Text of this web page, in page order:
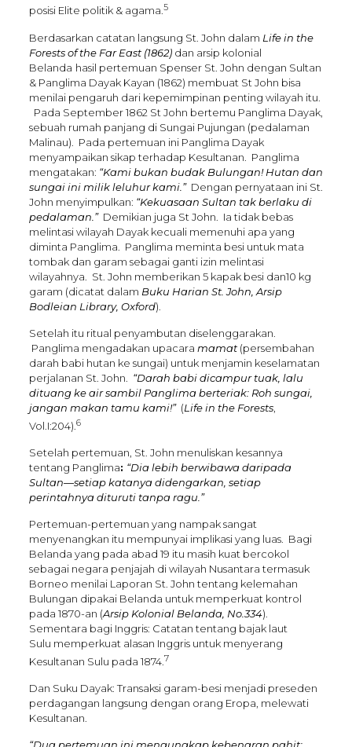
posisi Elite politik & agama.5
Berdasarkan catatan langsung St. John dalam Life in the
Forests of the Far East (1862) dan arsip kolonial
Belanda hasil pertemuan Spenser St. John dengan Sultan
& Panglima Dayak Kayan (1862) membuat St John bisa
menilai pengaruh dari kepemimpinan penting wilayah itu.
Pada September 1862 St John bertemu Panglima Dayak,
sebuah rumah panjang di Sungai Pujungan (pedalaman
Malinau). Pada pertemuan ini Panglima Dayak
menyampaikan sikap terhadap Kesultanan. Panglima
mengatakan: “Kami bukan budak Bulungan! Hutan dan
sungai ini milik leluhur kami.”Dengan pernyataan ini St.
John menyimpulkan: “Kekuasaan Sultan tak berlaku di
pedalaman.”Demikian juga St John. Ia tidak bebas
melintasi wilayah Dayak kecuali memenuhi apa yang
diminta Panglima. Panglima meminta besi untuk mata
tombak dan garam sebagai ganti izin melintasi
wilayahnya. St. John memberikan 5 kapak besi dan10 kg
garam (dicatat dalam Buku Harian St. John, Arsip
Bodleian Library, Oxford).
Setelah itu ritual penyambutan diselenggarakan.
Panglima mengadakan upacara mamat(persembahan
darah babi hutan ke sungai) untuk menjamin keselamatan
perjalanan St. John. “Darah babi dicampur tuak, lalu
dituang ke air sambil Panglima berteriak: Roh sungai,
jangan makan tamu kami!”(Life in the Forests,
Vol.I:204). 6
Setelah pertemuan, St. John menuliskan kesannya
tentang Panglima: “Dia lebih berwibawa daripada
Sultan—setiap katanya didengarkan, setiap
perintahnya dituruti tanpa ragu.”
Pertemuan-pertemuan yang nampak sangat
menyenangkan itu mempunyai implikasi yang luas. Bagi
Belanda yang pada abad 19 itu masih kuat bercokol
sebagai negara penjajah di wilayah Nusantara termasuk
Borneo menilai Laporan St. John tentang kelemahan
Bulungan dipakai Belanda untuk memperkuat kontrol
pada 1870-an (Arsip Kolonial Belanda, No.334).
Sementara bagi Inggris: Catatan tentang bajak laut
Sulu memperkuat alasan Inggris untuk menyerang
Kesultanan Sulu pada 1874.7
Dan Suku Dayak: Transaksi garam-besi menjadi preseden
perdagangan langsung dengan orang Eropa, melewati
Kesultanan.